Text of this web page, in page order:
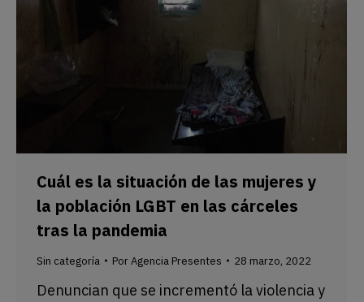
Cuál es la situación de las mujeres y
la población LGBT en las cárceles
tras la pandemia
Sin categoría PorAgencia Presentes 28 marzo, 2022
Denuncian que se incrementó la violencia y